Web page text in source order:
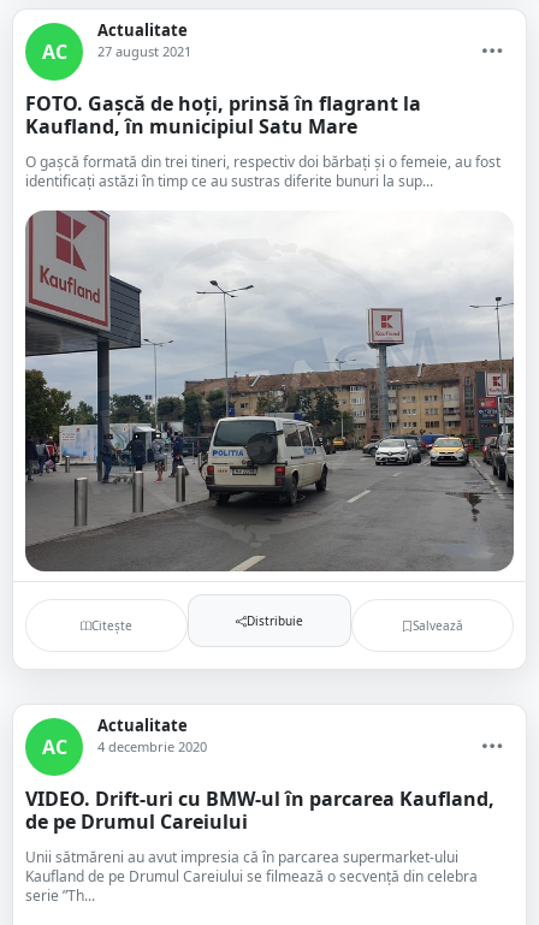
AC
Actualitate
27 august 2021
FOTO. Gașcă de hoți, prinsă în flagrant la
Kaufland, în municipiul Satu Mare
O gașcă formată din trei tineri, respectiv doi bărbați și o femeie, au fost
identificați astăzi în timp ce au sustras diferite bunuri la sup...
Citește Distribuie Salvează
AC
Actualitate
4 decembrie 2020
VIDEO. Drift-uri cu BMW-ul în parcarea Kaufland,
de pe Drumul Careiului
Unii sătmăreni au avut impresia că în parcarea supermarket-ului
Kaufland de pe Drumul Careiului se filmează o secvență din celebra
serie ”Th...